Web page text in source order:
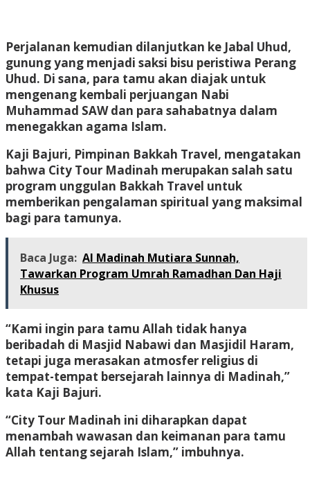
Perjalanan kemudian dilanjutkan ke Jabal Uhud,
gunung yang menjadi saksi bisu peristiwa Perang
Uhud. Di sana, para tamu akan diajak untuk
mengenang kembali perjuangan Nabi
Muhammad SAW dan para sahabatnya dalam
menegakkan agama Islam.
Kaji Bajuri, Pimpinan Bakkah Travel, mengatakan
bahwa City Tour Madinah merupakan salah satu
program unggulan Bakkah Travel untuk
memberikan pengalaman spiritual yang maksimal
bagi para tamunya.
Baca Juga: Al Madinah Mutiara Sunnah,
Tawarkan Program Umrah Ramadhan Dan Haji
Khusus
“Kami ingin para tamu Allah tidak hanya
beribadah di Masjid Nabawi dan Masjidil Haram,
tetapi juga merasakan atmosfer religius di
tempat-tempat bersejarah lainnya di Madinah,”
kata Kaji Bajuri.
“City Tour Madinah ini diharapkan dapat
menambah wawasan dan keimanan para tamu
Allah tentang sejarah Islam,” imbuhnya.